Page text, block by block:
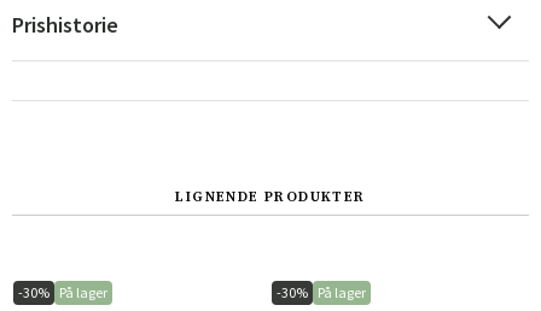
Norge
Suomi
Prishistorie
LIGNENDE PRODUKTER
-30% På lager -30% På lager